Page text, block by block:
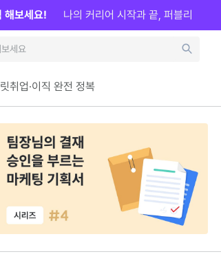
취업·이직 완전 정복
해보세요! 나의 커리어 시작과 끝, 퍼블리